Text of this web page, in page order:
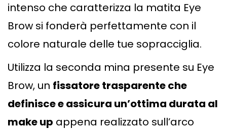
intenso che caratterizza la matita Eye
Brow si fonderà perfettamente con il
colore naturale delle tue sopracciglia.
Utilizza la seconda mina presente su Eye
Brow, un fissatore trasparente che
definisce e assicura un’ottima durata al
make up appena realizzato sull’arco